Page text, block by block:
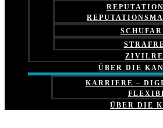
ÜBER DIE
KARRIERE –
ÜBER DIE